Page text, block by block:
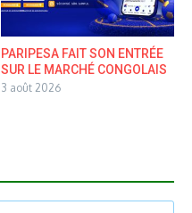
PARIPESA FAIT SON ENTRÉE
SUR LE MARCHÉ CONGOLAIS
3 août 2026